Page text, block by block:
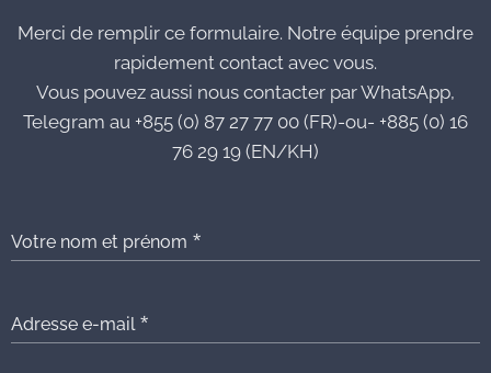
Merci de remplir ce formulaire. Notre équipe prendre
rapidement contact avec vous.
Vous pouvez aussi nous contacter par WhatsApp,
Telegram au +855 (0) 87 27 77 00 (FR)-ou- +885 (0) 16
76 29 19 (EN/KH)
Votre nom et prénom
Adresse e-mail